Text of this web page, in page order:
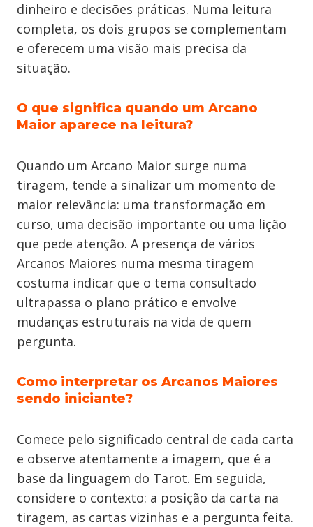
dinheiro e decisões práticas. Numa leitura
completa, os dois grupos se complementam
e oferecem uma visão mais precisa da
situação.
O que significa quando um Arcano
Maior aparece na leitura?
Quando um Arcano Maior surge numa
tiragem, tende a sinalizar um momento de
maior relevância: uma transformação em
curso, uma decisão importante ou uma lição
que pede atenção. A presença de vários
Arcanos Maiores numa mesma tiragem
costuma indicar que o tema consultado
ultrapassa o plano prático e envolve
mudanças estruturais na vida de quem
pergunta.
Como interpretar os Arcanos Maiores
sendo iniciante?
Comece pelo significado central de cada carta
e observe atentamente a imagem, que é a
base da linguagem do Tarot. Em seguida,
considere o contexto: a posição da carta na
tiragem, as cartas vizinhas e a pergunta feita.